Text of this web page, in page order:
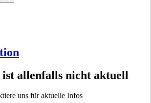
ist allenfalls nicht aktuell
uns für aktuelle Infos